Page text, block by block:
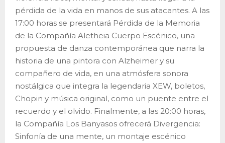
pérdida de la vida en manos de sus atacantes. A las
17:00 horas se presentará Pérdida de la Memoria
de la Compañía Aletheia Cuerpo Escénico, una
propuesta de danza contemporánea que narra la
historia de una pintora con Alzheimer y su
compañero de vida, en una atmósfera sonora
nostálgica que integra la legendaria XEW, boletos,
Chopin y música original, como un puente entre el
recuerdo y el olvido. Finalmente, a las 20:00 horas,
la Compañía Los Banyasos ofrecerá Divergencia:
Sinfonía de una mente, un montaje escénico